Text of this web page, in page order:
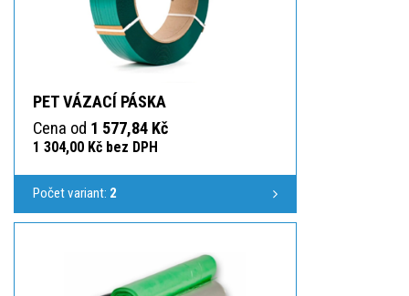
PET VÁZACÍ PÁSKA
Cena od 1 577,84 Kč
1 304,00 Kč bez DPH
Počet variant: 2